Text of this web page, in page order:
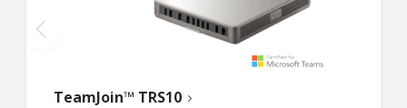
TeamJoin™ TRS10